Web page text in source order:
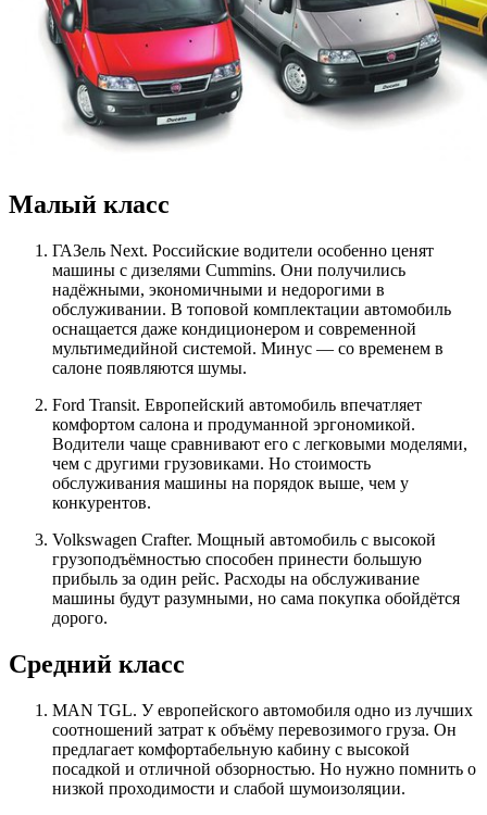
Малый класс
ГАЗель Next. Российские водители особенно ценят
машины с дизелями Cummins. Они получились
надёжными, экономичными и недорогими в
обслуживании. В топовой комплектации автомобиль
оснащается даже кондиционером и современной
мультимедийной системой. Минус — со временем в
салоне появляются шумы.
Ford Transit. Европейский автомобиль впечатляет
комфортом салона и продуманной эргономикой.
Водители чаще сравнивают его с легковыми моделями,
чем с другими грузовиками. Но стоимость
обслуживания машины на порядок выше, чем у
конкурентов.
Volkswagen Crafter. Мощный автомобиль с высокой
грузоподъёмностью способен принести большую
прибыль за один рейс. Расходы на обслуживание
машины будут разумными, но сама покупка обойдётся
дорого.
Средний класс
MAN TGL. У европейского автомобиля одно из лучших
соотношений затрат к объёму перевозимого груза. Он
предлагает комфортабельную кабину с высокой
посадкой и отличной обзорностью. Но нужно помнить о
низкой проходимости и слабой шумоизоляции.